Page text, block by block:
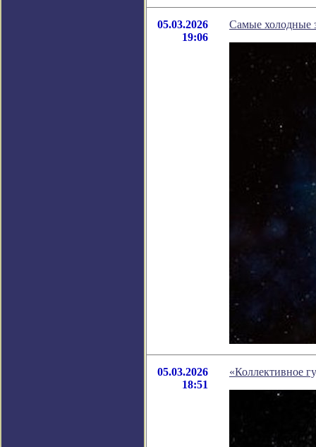
05.03.2026
19:06
Самые холодные
05.03.2026
18:51
«Коллективное